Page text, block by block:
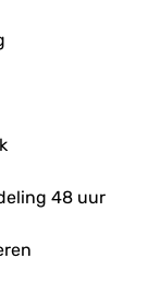
48 uur